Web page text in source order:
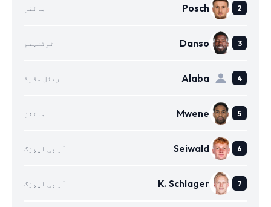
Posch مائنز
Danso ٹوٹنہیم
Alaba ریئل مڈرڈ
Mwene مائنز
Seiwald آر بی لیپزگ
K. Schlager آر بی لیپزگ